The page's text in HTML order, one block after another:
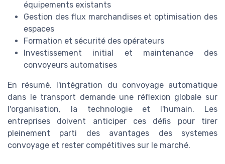
équipements existants
Gestion des flux marchandises et optimisation des
espaces
Formation et sécurité des opérateurs
Investissement initial et maintenance des
convoyeurs automatises
En résumé, l'intégration du convoyage automatique
dans le transport demande une réflexion globale sur
l'organisation, la technologie et l'humain. Les
entreprises doivent anticiper ces défis pour tirer
pleinement parti des avantages des systemes
convoyage et rester compétitives sur le marché.